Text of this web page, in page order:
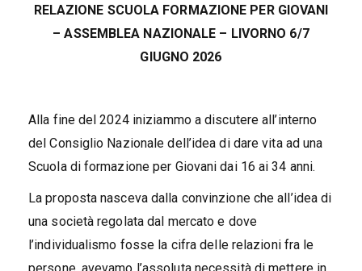
RELAZIONE SCUOLA FORMAZIONE PER GIOVANI
– ASSEMBLEA NAZIONALE – LIVORNO 6/7
GIUGNO 2026
Alla fine del 2024 iniziammo a discutere all’interno
del Consiglio Nazionale dell’idea di dare vita ad una
Scuola di formazione per Giovani dai 16 ai 34 anni.
La proposta nasceva dalla convinzione che all’idea di
una società regolata dal mercato e dove
l’individualismo fosse la cifra delle relazioni fra le